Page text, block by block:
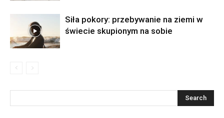
Siła pokory: przebywanie na ziemi w
świecie skupionym na sobie